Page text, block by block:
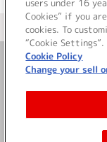
＜
users under 16
Cookies” if you
cookies. To
“Cookie Settings”.
Cookie Policy
Change your sell